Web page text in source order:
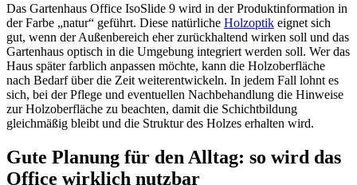
Das Gartenhaus Office IsoSlide 9 wird in der Produktinformation in
der Farbe „natur“ geführt. Diese natürliche Holzoptik eignet sich
gut, wenn der Außenbereich eher zurückhaltend wirken soll und das
Gartenhaus optisch in die Umgebung integriert werden soll. Wer das
Haus später farblich anpassen möchte, kann die Holzoberfläche
nach Bedarf über die Zeit weiterentwickeln. In jedem Fall lohnt es
sich, bei der Pflege und eventuellen Nachbehandlung die Hinweise
zur Holzoberfläche zu beachten, damit die Schichtbildung
gleichmäßig bleibt und die Struktur des Holzes erhalten wird.
Gute Planung für den Alltag: so wird das
Office wirklich nutzbar